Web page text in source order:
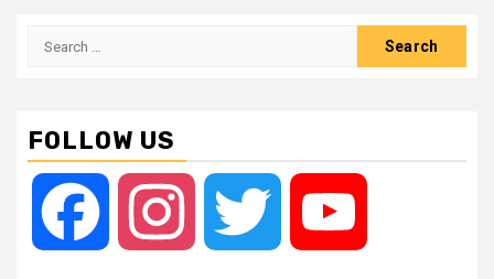
Search
FOLLOW US
Facebook Instagram Twitter